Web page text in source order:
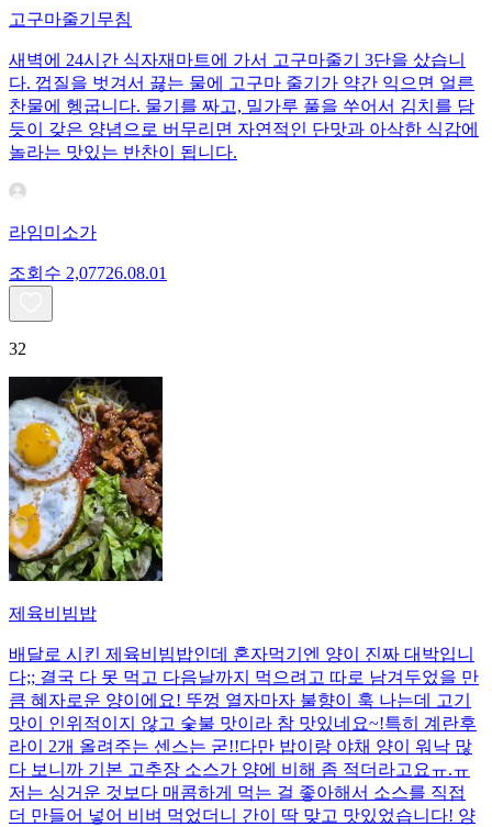
고구마줄기무침
새벽에 24시간 식자재마트에 가서 고구마줄기 3단을 샀습니
다. 껍질을 벗겨서 끓는 물에 고구마 줄기가 약간 익으면 얼른
찬물에 헹굽니다. 물기를 짜고, 밀가루 풀을 쑤어서 김치를 담
듯이 갖은 양념으로 버무리면 자연적인 단맛과 아삭한 식감에
놀라는 맛있는 반찬이 됩니다.
라임미소가
조회수 2,07726.08.01
32
제육비빔밥
배달로 시킨 제육비빔밥인데 혼자먹기엔 양이 진짜 대박입니
다;; 결국 다 못 먹고 다음날까지 먹으려고 따로 남겨두었을 만
큼 혜자로운 양이에요! 뚜껑 열자마자 불향이 훅 나는데 고기
맛이 인위적이지 않고 숯불 맛이라 참 맛있네요~!특히 계란후
라이 2개 올려주는 센스는 굳!! ​다만 밥이랑 야채 양이 워낙 많
다 보니까 기본 고추장 소스가 양에 비해 좀 적더라고요ㅠ.ㅠ
저는 싱거운 것보다 매콤하게 먹는 걸 좋아해서 소스를 직접
더 만들어 넣어 비벼 먹었더니 간이 딱 맞고 맛있었습니다! 양